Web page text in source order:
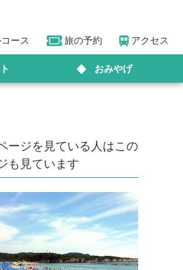
ース 旅の予約 アクセス
おみやげ
ージを見ている人はこの
も見ています